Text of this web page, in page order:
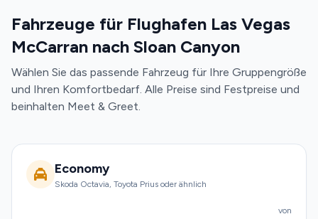
Fahrzeuge für Flughafen Las Vegas
McCarran nach Sloan Canyon
Wählen Sie das passende Fahrzeug für Ihre Gruppengröße
und Ihren Komfortbedarf. Alle Preise sind Festpreise und
beinhalten Meet & Greet.
Economy
Skoda Octavia, Toyota Prius oder ähnlich
von